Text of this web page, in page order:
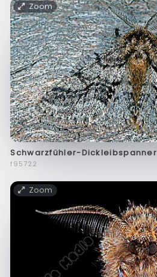
Zoom
Schwarzfühler-Dickleibspanner
f95722
Zoom